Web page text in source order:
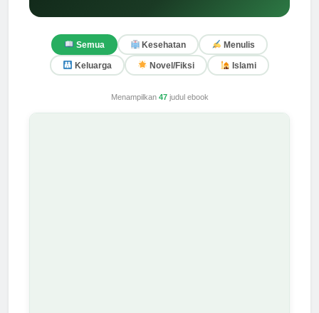
Semua Kesehatan Menulis
Keluarga Novel/Fiksi Islami
Menampilkan 47judul ebook